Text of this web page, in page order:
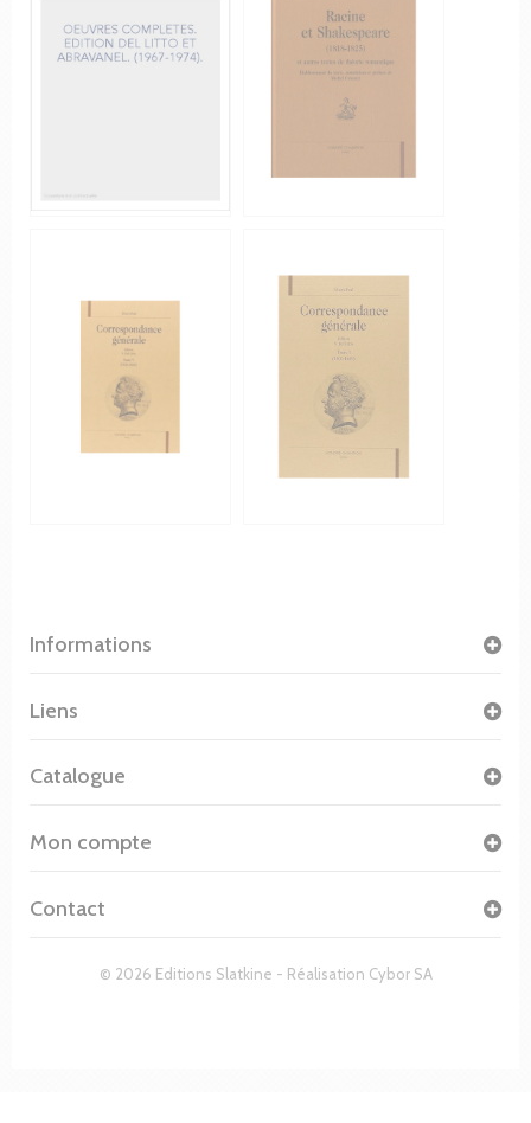
Informations
© 2026 Editions Slatkine - Réalisation Cybor SA
Liens
Catalogue
Mon compte
Contact